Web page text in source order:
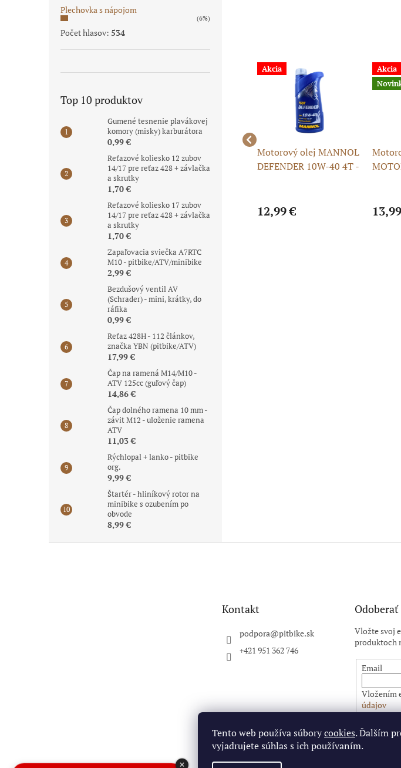
Tento web používa súborycookies. Ďalším
vyjadrujete súhlas s ich používaním.
Plechovka s nápojom
(6%)
Počet hlasov: 534
Top 10 produktov
Gumené tesnenie plavákovej
komory (misky) karburátora
0,99 €
Reťazové koliesko 12 zubov
14/17 pre reťaz 428 + závlačka
a skrutky
1,70 €
Reťazové koliesko 17 zubov
14/17 pre reťaz 428 + závlačka
a skrutky
1,70 €
Zapaľovacia sviečka A7RTC
M10 - pitbike/ATV/minibike
2,99 €
Bezdušový ventil AV
(Schrader) - mini, krátky, do
ráfika
0,99 €
Reťaz 428H - 112 článkov,
značka YBN (pitbike/ATV)
17,99 €
Čap na ramená M14/M10 -
ATV 125cc (guľový čap)
14,86 €
Čap dolného ramena 10 mm -
závit M12 - uloženie ramena
ATV
11,03 €
Rýchlopal + lanko - pitbike
org.
9,99 €
Štartér - hliníkový rotor na
minibike s ozubením po
obvode
8,99 €
Motorový olej MOTUL
7100 10W-40 4T - 1 L
(syntetický)
18,78 €
Motorový olej
QUALITIUM classic
16,99 €
Akcia
Motorový olej MANNOL
DEFENDER 10W-40 4T -
12,99 €
Akcia
Kontakt
podpora@pitbike.sk
+421 951 362 746
Vložte svoj
produktoch
Email
Vložením
údajov
✕